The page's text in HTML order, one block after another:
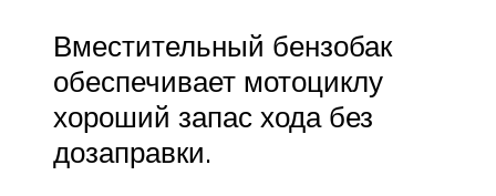
Вместительный бензобак
обеспечивает мотоциклу
хороший запас хода без
дозаправки.